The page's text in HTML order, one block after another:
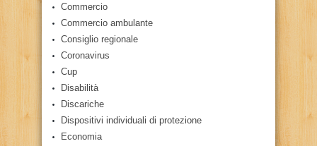
Commercio
Commercio ambulante
Consiglio regionale
Coronavirus
Cup
Disabilità
Discariche
Dispositivi individuali di protezione
Economia